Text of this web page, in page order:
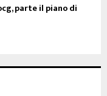
parte il piano di